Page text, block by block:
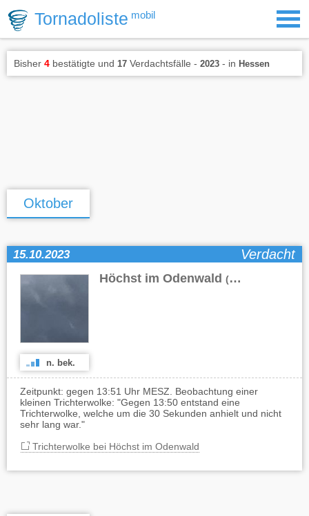
Tornadoliste mobil
Bisher 4 bestätigte und 17 Verdachtsfälle - 2023 - in Hessen
Oktober
15.10.2023 Verdacht
Höchst im Odenwald (HE)
n. bek.
Zeitpunkt: gegen 13:51 Uhr MESZ. Beobachtung einer
kleinen Trichterwolke: "Gegen 13:50 entstand eine
Trichterwolke, welche um die 30 Sekunden anhielt und nicht
sehr lang war."
Trichterwolke bei Höchst im Odenwald